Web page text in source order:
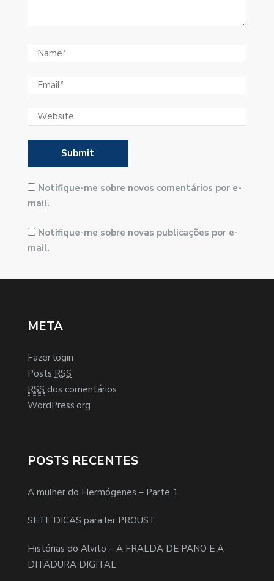
Notifique-me sobre novos comentários por e-
mail.
Notifique-me sobre novas publicações por e-
mail.
META
Fazer login
Posts RSS
RSS dos comentários
WordPress.org
POSTS RECENTES
A mulher do Hermógenes – Parte 1
SETE DICAS para ler PROUST
Histórias do Alvito – A FRALDA DE PANO E A
DITADURA DIGITAL